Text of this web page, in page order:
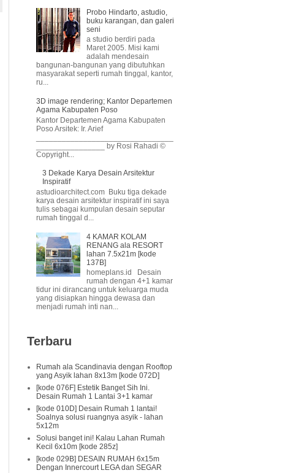
Probo Hindarto, astudio,
buku karangan, dan galeri
seni
a studio berdiri pada
Maret 2005. Misi kami
adalah mendesain
bangunan-bangunan yang dibutuhkan
masyarakat seperti rumah tinggal, kantor,
ru...
3D image rendering; Kantor Departemen
Agama Kabupaten Poso
Kantor Departemen Agama Kabupaten
Poso Arsitek: Ir. Arief
________________ by Rosi Rahadi ©
Copyright...
3 Dekade Karya Desain Arsitektur
Inspiratif
astudioarchitect.com Buku tiga dekade
karya desain arsitektur inspiratif ini saya
tulis sebagai kumpulan desain seputar
rumah tinggal d...
4 KAMAR KOLAM
RENANG ala RESORT
lahan 7.5x21m [kode
137B]
homeplans.id Desain
rumah dengan 4+1 kamar
tidur ini dirancang untuk keluarga muda
yang disiapkan hingga dewasa dan
menjadi rumah inti nan...
Terbaru
Rumah ala Scandinavia dengan Rooftop
yang Asyik lahan 8x13m [kode 072D]
[kode 076F] Estetik Banget Sih Ini.
Desain Rumah 1 Lantai 3+1 kamar
[kode 010D] Desain Rumah 1 lantai!
Soalnya solusi ruangnya asyik - lahan
5x12m
Solusi banget ini! Kalau Lahan Rumah
Kecil 6x10m [kode 285z]
[kode 029B] DESAIN RUMAH 6x15m
Dengan Innercourt LEGA dan SEGAR